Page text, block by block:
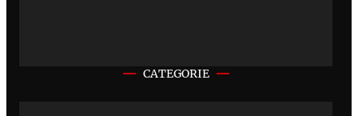
CATEGORIE